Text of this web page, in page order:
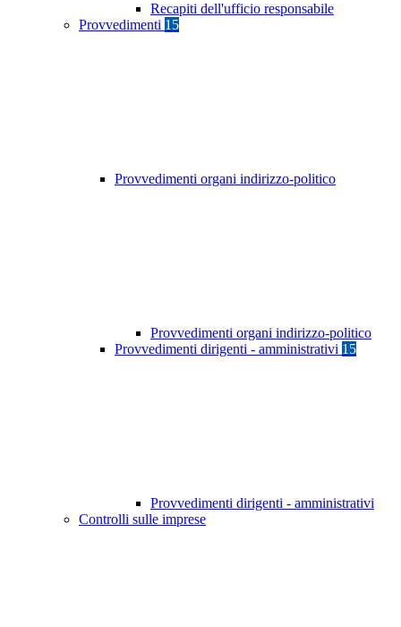
Recapiti dell'ufficio responsabile
Provvedimenti 15
Provvedimenti organi indirizzo-politico
Provvedimenti organi indirizzo-politico
Provvedimenti dirigenti - amministrativi 15
Provvedimenti dirigenti - amministrativi
Controlli sulle imprese